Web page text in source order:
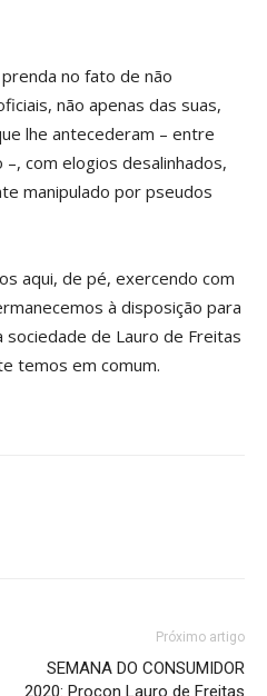
prenda no fato de não
não apenas das suas,
lhe antecederam – entre
com elogios desalinhados,
manipulado por pseudos
aqui, de pé, exercendo com
à disposição para
sociedade de Lauro de Freitas
temos em comum.
Próximo artigo
SEMANA DO CONSUMIDOR
2020: Procon Lauro de Freitas